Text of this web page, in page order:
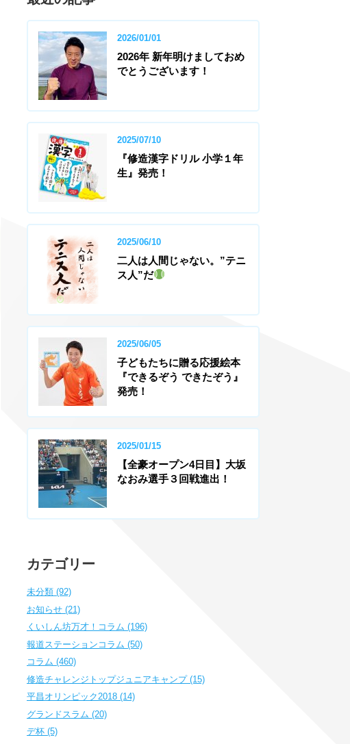
2026/01/01
2026年 新年明けましておめ
でとうございます！
2025/07/10
『修造漢字ドリル 小学１年
生』発売！
2025/06/10
二人は人間じゃない。”テニ
ス人”だ
2025/06/05
子どもたちに贈る応援絵本
『できるぞう できたぞう』
発売！
2025/01/15
【全豪オープン4日目】大坂
なおみ選手３回戦進出！
カテゴリー
未分類 (92)
お知らせ (21)
くいしん坊万才！コラム (196)
報道ステーションコラム (50)
コラム (460)
修造チャレンジトップジュニアキャンプ (15)
平昌オリンピック2018 (14)
グランドスラム (20)
デ杯 (5)